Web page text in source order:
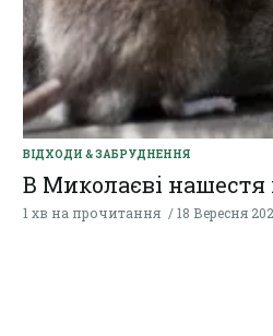
ВІДХОДИ & ЗАБРУДНЕННЯ
В Миколаєві нашестя
1 хв на прочитання 18 Вересня